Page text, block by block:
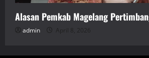
Alasan Pemkab Magelang
admin April 8, 2026